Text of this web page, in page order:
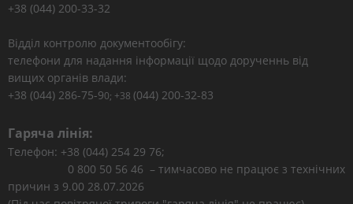
+38 (044) 200-33-32
Відділ контролю документообігу:
телефони для надання інформації щодо дорученнь від
вищих органів влади:
+38 (044) 286-75-90; +38 (044) 200-32-83
Гаряча лінія:
Телефон: +38 (044) 254 29 76;
0 800 50 56 46 – тимчасово не працює з технічних
причин з 9.00 28.07.2026